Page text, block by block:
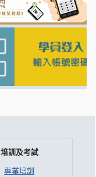
培訓及考試
專業培訓